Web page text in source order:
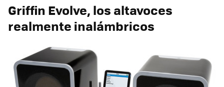
Griffin Evolve, los altavoces
realmente inalámbricos